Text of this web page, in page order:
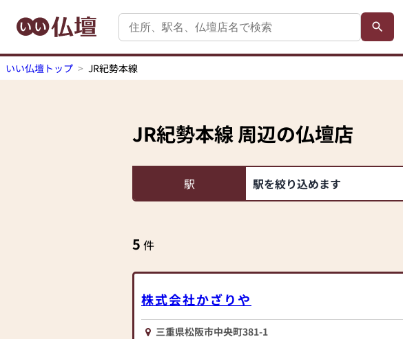
いい仏壇トップ JR紀勢本線
JR紀勢本線周辺の仏壇店
駅 駅を絞り込めます
5 件
株式会社かざりや
三重県松阪市中央町381-1